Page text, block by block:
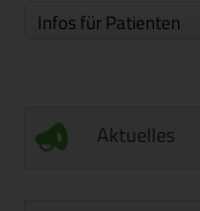
Infos für Patienten
Aktuelles